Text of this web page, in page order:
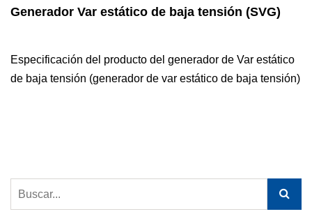
Generador Var estático de baja tensión (SVG)
Especificación del producto del generador de Var estático
de baja tensión (generador de var estático de baja tensión)